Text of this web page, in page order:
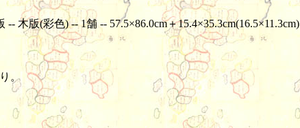
版(彩色) -- 1舗 -- 57.5×86.0cm＋15.4×35.3cm(16.5×11.3cm)
。